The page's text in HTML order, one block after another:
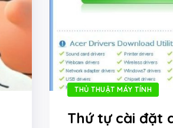
THỦ THUẬT MÁY TÍNH
Thứ tự cài đặt